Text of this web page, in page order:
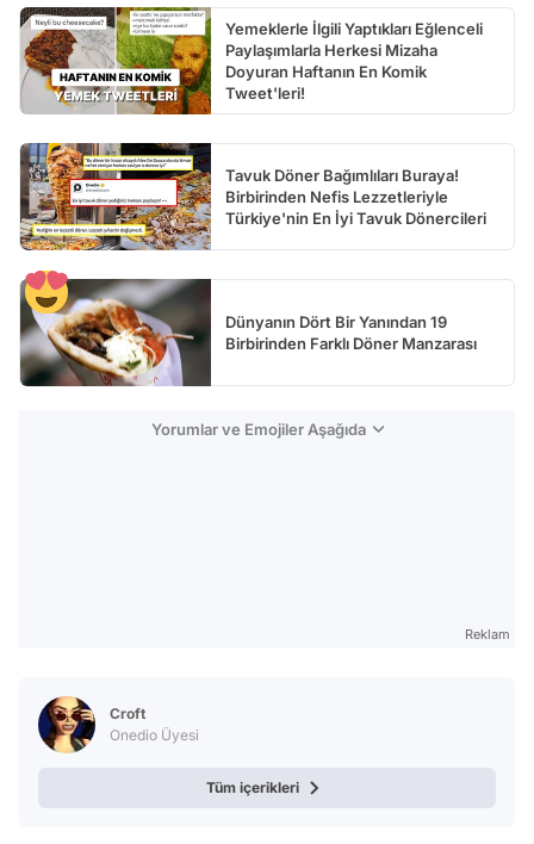
Yemeklerle İlgili Yaptıkları Eğlenceli
Paylaşımlarla Herkesi Mizaha
Doyuran Haftanın En Komik
Tweet'leri!
Tavuk Döner Bağımlıları Buraya!
Birbirinden Nefis Lezzetleriyle
Türkiye'nin En İyi Tavuk Dönercileri
Dünyanın Dört Bir Yanından 19
Birbirinden Farklı Döner Manzarası
Yorumlar ve Emojiler Aşağıda
Reklam
Croft
Onedio Üyesi
Tüm içerikleri